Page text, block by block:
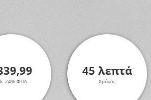
24% ΦΠΑ
45 λεπτά
Χρόνος